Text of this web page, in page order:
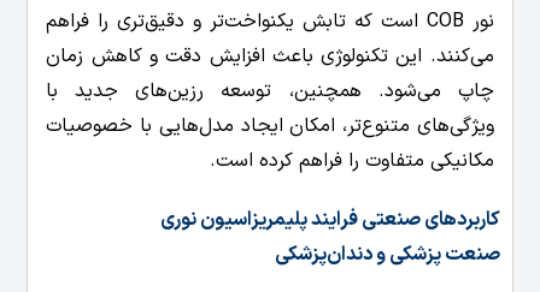
نور COB است که تابش یکنواخت‌تر و دقیق‌تری را فراهم
می‌کنند. این تکنولوژی باعث افزایش دقت و کاهش زمان
چاپ می‌شود. همچنین، توسعه رزین‌های جدید با
ویژگی‌های متنوع‌تر، امکان ایجاد مدل‌هایی با خصوصیات
مکانیکی متفاوت را فراهم کرده است.
کاربردهای صنعتی فرایند پلیمریزاسیون نوری
صنعت پزشکی و دندان‌پزشکی